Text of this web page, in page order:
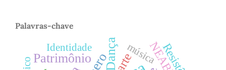
Palavras-chave
Patrimônio Dançaarte NEABI
música
Identidade